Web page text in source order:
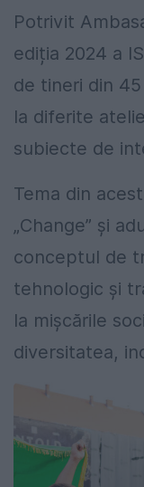
Potrivit
ediția 2024 a
de tineri din
la diferite
subiecte de
Tema din
„Change” și
conceptul de
tehnologic și
la mișcările
diversitatea,